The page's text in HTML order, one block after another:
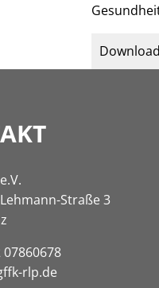
Straße 3
07860678
rlp.de